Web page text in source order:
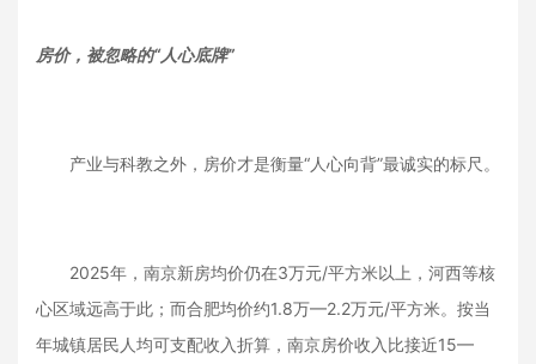
房价，被忽略的“人心底牌”
产业与科教之外，房价才是衡量“人心向背”最诚实的标尺。
2025年，南京新房均价仍在3万元/平方米以上，河西等核
心区域远高于此；而合肥均价约1.8万—2.2万元/平方米。按当
年城镇居民人均可支配收入折算，南京房价收入比接近15—